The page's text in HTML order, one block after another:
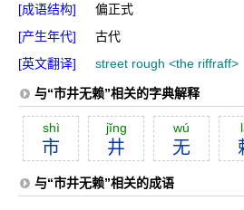
[成语结构]
偏正式
[产生年代]
古代
[英文翻译]
street rough <the riffraff>
与“市井无赖”相关的字典解释
shì
市
jĭng
井
wú
无
与“市井无赖”相关的成语